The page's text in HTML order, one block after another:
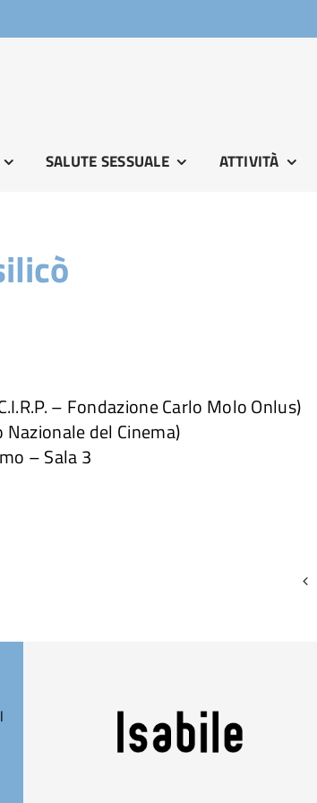
SALUTE SESSUALE ATTIVITÀ
– Fondazione Carlo Molo Onlus)
del Cinema)
– Sala 3